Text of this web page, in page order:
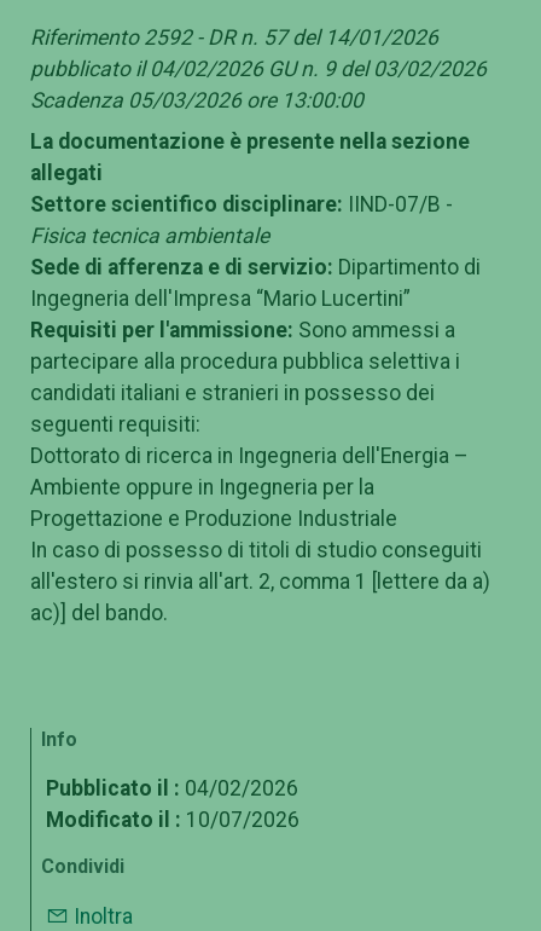
Riferimento 2592 - DR n. 57 del 14/01/2026
pubblicato il 04/02/2026 GU n. 9 del 03/02/2026
Scadenza 05/03/2026 ore 13:00:00
La documentazione è presente nella sezione
allegati
Settore scientifico disciplinare: IIND-07/B -
Fisica tecnica ambientale
Sede di afferenza e di servizio: Dipartimento di
Ingegneria dell'Impresa “Mario Lucertini”
Requisiti per l'ammissione: Sono ammessi a
partecipare alla procedura pubblica selettiva i
candidati italiani e stranieri in possesso dei
seguenti requisiti:
Dottorato di ricerca in Ingegneria dell'Energia –
Ambiente oppure in Ingegneria per la
Progettazione e Produzione Industriale
In caso di possesso di titoli di studio conseguiti
all'estero si rinvia all'art. 2, comma 1 [lettere da a)
ac)] del bando.
Info
Pubblicato il : 04/02/2026
Modificato il : 10/07/2026
Condividi
Inoltra